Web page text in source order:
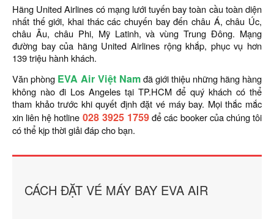
Hãng United Airlines có mạng lưới tuyến bay toàn cầu toàn diện
nhất thế giới, khai thác các chuyến bay đến châu Á, châu Úc,
châu Âu, châu Phi, Mỹ Latinh, và vùng Trung Đông. Mạng
đường bay của hãng United Airlines rộng khắp, phục vụ hơn
139 triệu hành khách.
Văn phòng EVA Air Việt Namđã giới thiệu những hãng hàng
không nào đi Los Angeles tại TP.HCM để quý khách có thể
tham khảo trước khi quyết định đặt vé máy bay. Mọi thắc mắc
xin liên hệ hotline 028 3925 1759để các booker của chúng tôi
có thể kịp thời giải đáp cho bạn.
CÁCH ĐẶT VÉ MÁY BAY EVA AIR